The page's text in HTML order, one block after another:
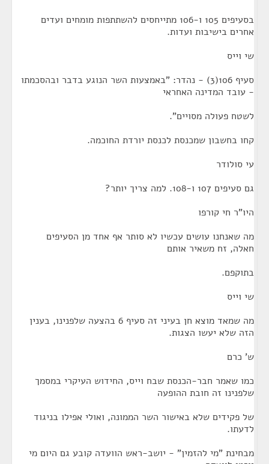
בסעיפים 105 ו-106 מתייחסים להשתתפות מומחים ועדים
אחרים בישיבות ועדות.
שי וייס
סעיף 106(3) - נהדר: "באמצעות השר הנוגע בדבר ובהסכמתו
- עובד המדינה האחראי
לשטח פעולה מסויים".
קחו בחשבון שמכנסת לכנסת יורדת החוכמה.
עי סולודר
גם סעיפים 107 ו-108. למה צריך יותר?
היו"ר חי קורפו
מה שאנחנו עושים עכשיו לא סותר אף אחד מן הסעיפים
חאלה, זח משאיר אותם
בתוקפם.
שי וייס
מה שמאד מוצא חן בעיני זה סעיף 6 בהצעה שלפנינו, בענין
הזה שלא יעשו הצגות.
ש' כרם
כמו שאמר חבר-הכנסת שבח וייס, החידוש העיקרי במסמך
שלפנינו זה חובת ההופעה
של פקידים שלא באישור השר הממונה, ואולי אפילו בניגוד
לדעתו.
מבחינת "מי להזמין" - יושב-ראש הוועדה קובע גם היום מי